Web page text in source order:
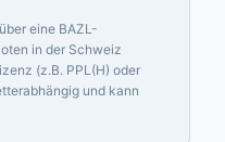
eine BAZL-
in der Schweiz
(z.B. PPL(H) oder
und kann